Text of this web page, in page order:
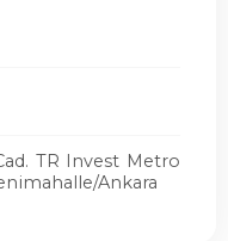
TR Invest Metro
Ankara